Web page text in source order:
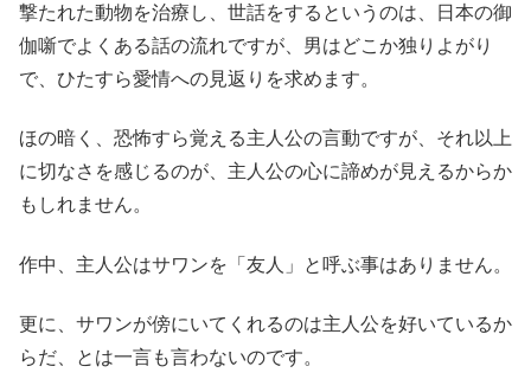
撃たれた動物を治療し、世話をするというのは、日本の御
伽噺でよくある話の流れですが、男はどこか独りよがり
で、ひたすら愛情への見返りを求めます。
ほの暗く、恐怖すら覚える主人公の言動ですが、それ以上
に切なさを感じるのが、主人公の心に諦めが見えるからか
もしれません。
作中、主人公はサワンを「友人」と呼ぶ事はありません。
更に、サワンが傍にいてくれるのは主人公を好いているか
らだ、とは一言も言わないのです。